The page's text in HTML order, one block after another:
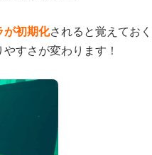
が初期化されると覚えておく
すさが変わります！